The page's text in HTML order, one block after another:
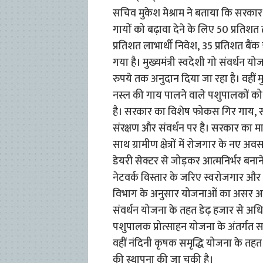
सचिव मुकेश मेश्राम ने बताया कि
गायों को बढ़ावा देने के लिए 50
प्रतिशत लाभार्थी निवेश, 35 प्रतिशत
गया है। मुख्यमंत्री स्वदेशी गो संवर्धन
रुपये तक अनुदान दिया जा रहा है। वहीं
नस्ल की गाय पालने वाले पशुपालकों को
है। सरकार का विशेष फोकस गिर गाय,
संरक्षण और संवर्धन पर है। सरकार का
साथ ग्रामीण क्षेत्रों में रोजगार के नए
डेयरी सेक्टर से जोड़कर आत्मनिर्भर
नेटवर्क विस्तार के जरिए स्वरोजगार
विभाग के अनुसार योजनाओं का असर
संवर्धन योजना के तहत डेढ़ हजार से
पशुपालक प्रोत्साहन योजना के अंतर्गत
वहीं नंदिनी कृषक समृद्धि योजना के